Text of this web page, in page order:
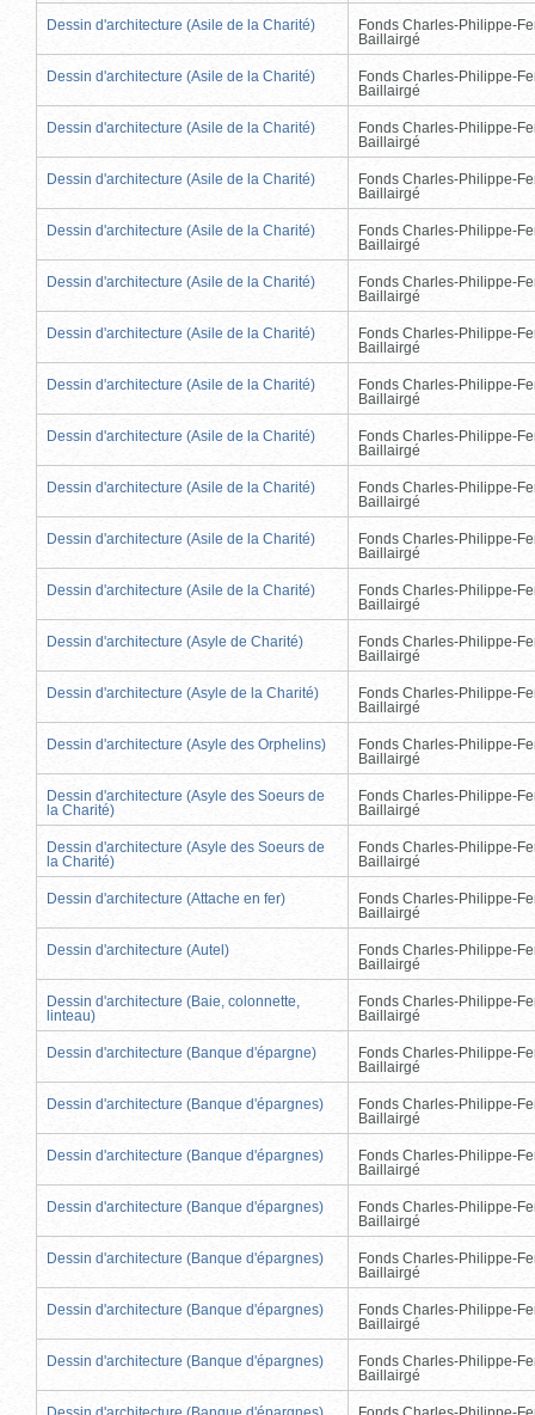
Dessin d'architecture (Asile de la Charité)
Fonds Charles-Philippe-
Baillairgé
Dessin d'architecture (Asile de la Charité)
Fonds Charles-Philippe-
Baillairgé
Dessin d'architecture (Asile de la Charité)
Fonds Charles-Philippe-
Baillairgé
Dessin d'architecture (Asile de la Charité)
Fonds Charles-Philippe-
Baillairgé
Dessin d'architecture (Asile de la Charité)
Fonds Charles-Philippe-
Baillairgé
Dessin d'architecture (Asile de la Charité)
Fonds Charles-Philippe-
Baillairgé
Dessin d'architecture (Asile de la Charité)
Fonds Charles-Philippe-
Baillairgé
Dessin d'architecture (Asile de la Charité)
Fonds Charles-Philippe-
Baillairgé
Dessin d'architecture (Asile de la Charité)
Fonds Charles-Philippe-
Baillairgé
Dessin d'architecture (Asile de la Charité)
Fonds Charles-Philippe-
Baillairgé
Dessin d'architecture (Asile de la Charité)
Fonds Charles-Philippe-
Baillairgé
Dessin d'architecture (Asile de la Charité)
Fonds Charles-Philippe-
Baillairgé
Dessin d'architecture (Asyle de Charité)
Fonds Charles-Philippe-
Baillairgé
Dessin d'architecture (Asyle de la Charité)
Fonds Charles-Philippe-
Baillairgé
Dessin d'architecture (Asyle des Orphelins)
Fonds Charles-Philippe-
Baillairgé
Dessin d'architecture (Asyle des Soeurs de
la Charité)
Fonds Charles-Philippe-
Baillairgé
Dessin d'architecture (Asyle des Soeurs de
la Charité)
Fonds Charles-Philippe-
Baillairgé
Dessin d'architecture (Attache en fer)
Fonds Charles-Philippe-
Baillairgé
Dessin d'architecture (Autel)
Fonds Charles-Philippe-
Baillairgé
Dessin d'architecture (Baie, colonnette,
linteau)
Fonds Charles-Philippe-
Baillairgé
Dessin d'architecture (Banque d'épargne)
Fonds Charles-Philippe-
Baillairgé
Dessin d'architecture (Banque d'épargnes)
Fonds Charles-Philippe-
Baillairgé
Dessin d'architecture (Banque d'épargnes)
Fonds Charles-Philippe-
Baillairgé
Dessin d'architecture (Banque d'épargnes)
Fonds Charles-Philippe-
Baillairgé
Dessin d'architecture (Banque d'épargnes)
Fonds Charles-Philippe-
Baillairgé
Dessin d'architecture (Banque d'épargnes)
Fonds Charles-Philippe-
Baillairgé
Dessin d'architecture (Banque d'épargnes)
Fonds Charles-Philippe-
Baillairgé